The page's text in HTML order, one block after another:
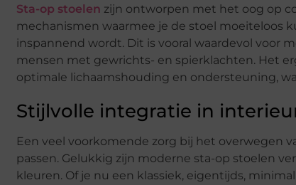
Sta-op stoelen zijn ontworpen met het oog op
mechanismen waarmee je de stoel moeiteloos
inspannend wordt. Dit is vooral waardevol voor
mensen met gewrichts- en spierklachten. Het
optimale lichaamshouding en ondersteuning,
Stijlvolle integratie in
Een veel voorkomende zorg bij het overwegen
passen. Gelukkig zijn moderne sta-op stoelen
kleuren. Of je nu een klassiek, eigentijds,